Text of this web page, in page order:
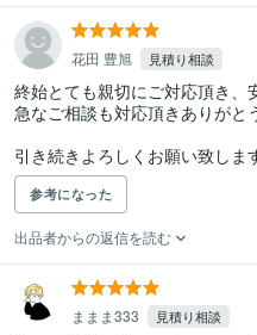
花田 豊旭 見積り相談
終始とても親切にご対応頂き、
急なご相談も対応頂きありがと
引き続きよろしくお願い致しま
参考になった
出品者からの返信を読む
ままま333 見積り相談